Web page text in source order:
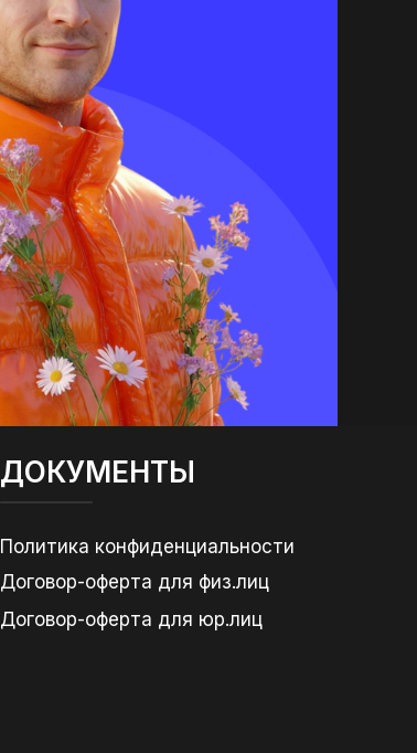
Договор-оферта для юр.лиц
Договор-оферта для физ.лиц
Политика конфиденциальности
ДОКУМЕНТЫ